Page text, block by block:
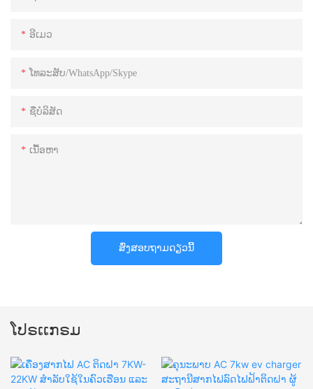
ອີເມວ
ໂທລະສັບ/WhatsApp/Skype
ຊື່ບໍລິສັດ
ເນື້ອຫາ
ສົ່ງສອບຖາມດຽວນີ້
ໂປຣເເກຣມ